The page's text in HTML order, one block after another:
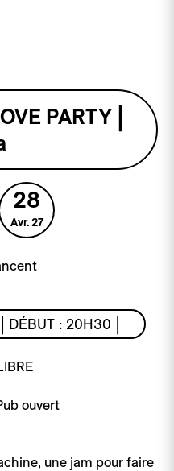
PARTY |
28
Avr. 27
DÉBUT : 20H30 |
ouvert
une jam pour faire